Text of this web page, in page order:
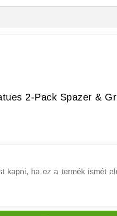
2-Pack Spazer &
kapni, ha ez a termék ismét